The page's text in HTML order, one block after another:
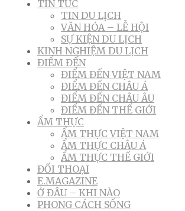
TIN TỨC
TIN DU LỊCH
VĂN HÓA – LỄ HỘI
SỰ KIỆN DU LỊCH
KINH NGHIỆM DU LỊCH
ĐIỂM ĐẾN
ĐIỂM ĐẾN VIỆT NAM
ĐIỂM ĐẾN CHÂU Á
ĐIỂM ĐẾN CHÂU ÂU
ĐIỂM ĐẾN THẾ GIỚI
ẨM THỰC
ẨM THỰC VIỆT NAM
ẨM THỰC CHÂU Á
ẨM THỰC THẾ GIỚI
ĐỐI THOẠI
E.MAGAZINE
Ở ĐÂU – KHI NÀO
PHONG CÁCH SỐNG